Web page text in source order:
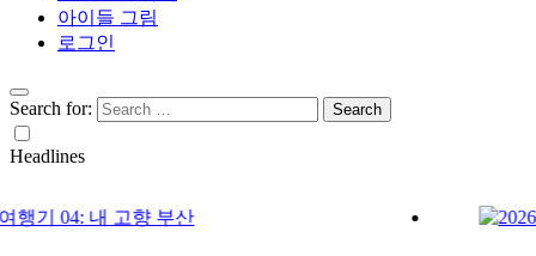
아이들 그림
로그인
Search for:
Headlines